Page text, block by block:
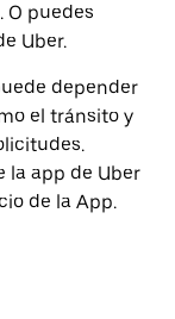
O puedes
Uber.
depender
el tránsito y
la app de Uber
de la App.